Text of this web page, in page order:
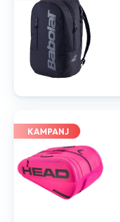
KAMPANJ